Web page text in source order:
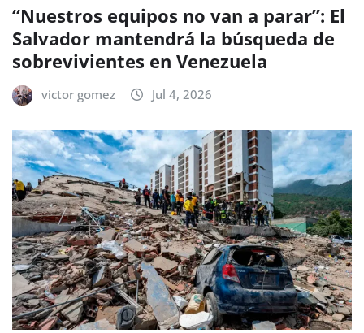
“Nuestros equipos no van a parar”: El
Salvador mantendrá la búsqueda de
sobrevivientes en Venezuela
victor gomez Jul 4, 2026